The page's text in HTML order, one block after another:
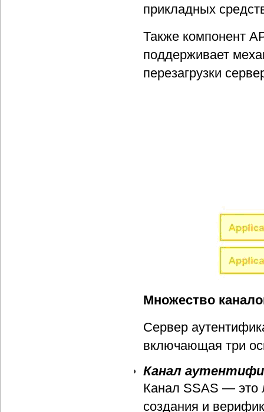
прикладных
Также компонент
поддерживает
перезагрузки
Множество
Сервер
включающая три
Канал
Канал SSAS — это
создания и